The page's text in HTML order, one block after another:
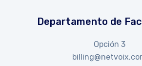
Departamento de
Opción 3